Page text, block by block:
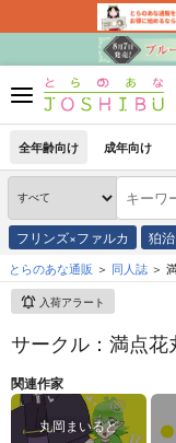
全年齢向け 成年向け
フリンズ×ファルカ 狛
とらのあな通販 同人誌
入荷アラート
サークル：満点
関連作家
丸岡まいるど